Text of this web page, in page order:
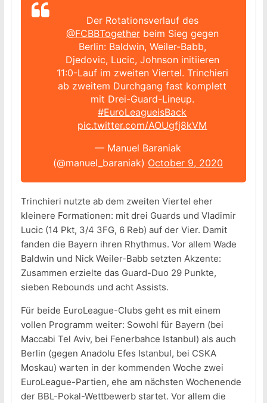
Der Rotationsverlauf des
@FCBBTogetherbeim Sieg gegen
Berlin: Baldwin, Weiler-Babb,
Djedovic, Lucic, Johnson initiieren
11:0-Lauf im zweiten Viertel. Trinchieri
ab zweitem Durchgang fast komplett
mit Drei-Guard-Lineup.
#EuroLeagueisBack
pic.twitter.com/AOUgfj8kVM
— Manuel Baraniak
(@manuel_baraniak) October 9, 2020
Trinchieri nutzte ab dem zweiten Viertel eher
kleinere Formationen: mit drei Guards und Vladimir
Lucic (14 Pkt, 3/4 3FG, 6 Reb) auf der Vier. Damit
fanden die Bayern ihren Rhythmus. Vor allem Wade
Baldwin und Nick Weiler-Babb setzten Akzente:
Zusammen erzielte das Guard-Duo 29 Punkte,
sieben Rebounds und acht Assists.
Für beide EuroLeague-Clubs geht es mit einem
vollen Programm weiter: Sowohl für Bayern (bei
Maccabi Tel Aviv, bei Fenerbahce Istanbul) als auch
Berlin (gegen Anadolu Efes Istanbul, bei CSKA
Moskau) warten in der kommenden Woche zwei
EuroLeague-Partien, ehe am nächsten Wochenende
der BBL-Pokal-Wettbewerb startet. Vor allem die